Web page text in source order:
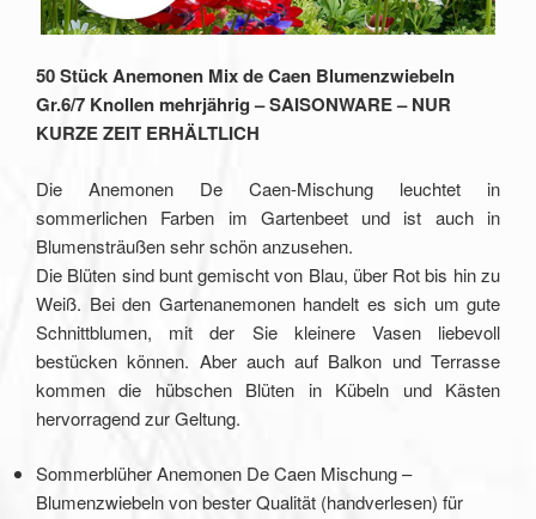
50 Stück Anemonen Mix de Caen Blumenzwiebeln
Gr.6/7 Knollen mehrjährig – SAISONWARE – NUR
KURZE ZEIT ERHÄLTLICH
Die Anemonen De Caen-Mischung leuchtet in
sommerlichen Farben im Gartenbeet und ist auch in
Blumensträußen sehr schön anzusehen.
Die Blüten sind bunt gemischt von Blau, über Rot bis hin zu
Weiß. Bei den Gartenanemonen handelt es sich um gute
Schnittblumen, mit der Sie kleinere Vasen liebevoll
bestücken können. Aber auch auf Balkon und Terrasse
kommen die hübschen Blüten in Kübeln und Kästen
hervorragend zur Geltung.
Sommerblüher Anemonen De Caen Mischung –
Blumenzwiebeln von bester Qualität (handverlesen) für